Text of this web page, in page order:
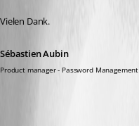
Vielen Dank.
Sébastien Aubin
Product manager - Password Management